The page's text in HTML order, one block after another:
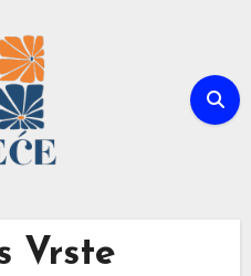
Vrste